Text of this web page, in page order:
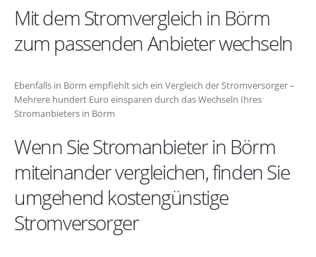
Mit dem Stromvergleich in Börm
zum passenden Anbieter wechseln
Ebenfalls in Börm empfiehlt sich ein Vergleich der Stromversorger –
Mehrere hundert Euro einsparen durch das Wechseln Ihres
Stromanbieters in Börm
Wenn Sie Stromanbieter in Börm
miteinander vergleichen, finden Sie
umgehend kostengünstige
Stromversorger